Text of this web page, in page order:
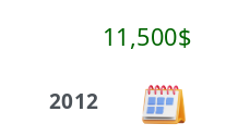
11,500$
2012